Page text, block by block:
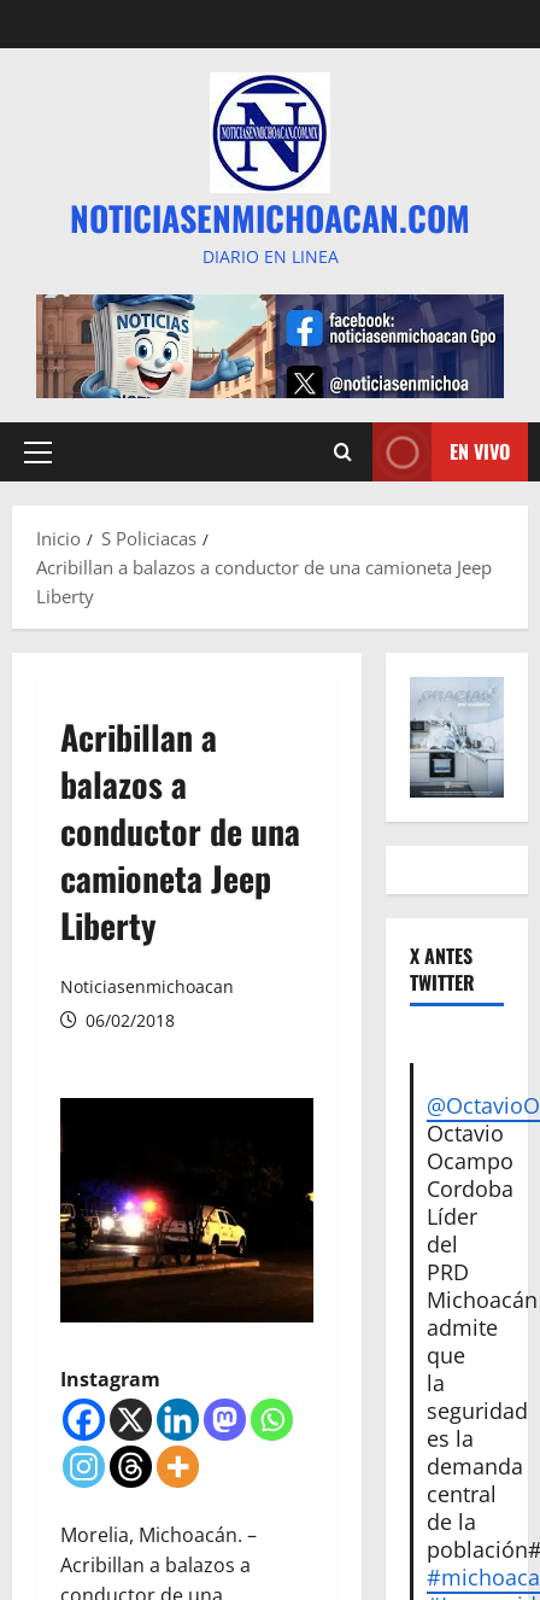
al
NOTICIASENMICHOACAN.COM
DIARIO EN LINEA
Menú
EN VIVO
Inicio
S Policiacas
Acribillan a balazos a conductor de una camioneta Jeep
Liberty
Acribillan a
balazos a
conductor de una
camioneta Jeep
Liberty
Noticiasenmichoacan
06/02/2018
Instagram
Morelia, Michoacán. –
Acribillan a balazos a
X ANTES
TWITTER
Octavio
Ocampo
Cordoba
Líder
del
PRD
Michoacán
admite
que
la
seguridad
es la
demanda
central
de la